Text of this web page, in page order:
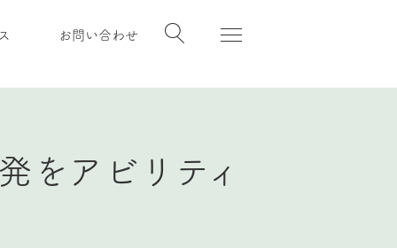
お問い合わせ
をアビリティ